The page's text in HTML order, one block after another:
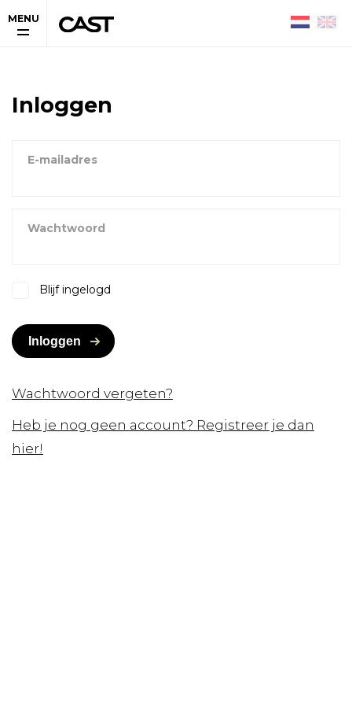
MENU
Inloggen
E-mailadres
Wachtwoord
Blijf ingelogd
Inloggen
Wachtwoord vergeten?
Heb je nog geen account? Registreer je dan
hier!